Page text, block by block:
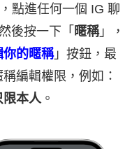
點進任何一個 IG 聊
後按一下「 暱稱」，
你的暱稱」按鈕，最
編輯權限，例如：
限本人。